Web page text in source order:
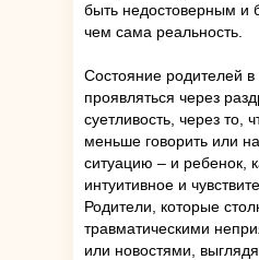
быть недостоверным и
чем сама реальность.
Состояние родителей
проявляться через
суетливость, через то,
меньше говорить или
ситуацию – и ребенок,
интуитивное и
Родители, которые
травматическими
или новостями,